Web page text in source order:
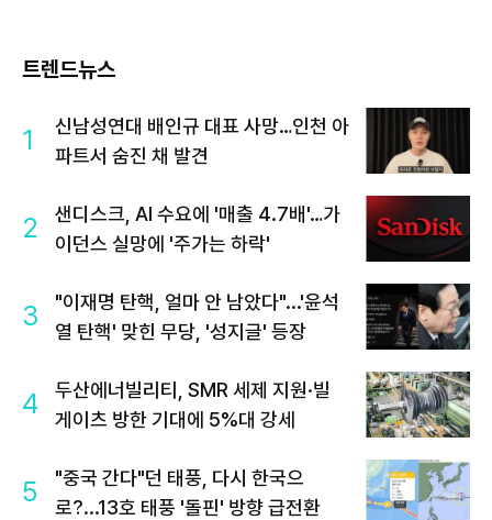
트렌드뉴스
1
신남성연대 배인규 대표 사망…인천 아
파트서 숨진 채 발견
2
샌디스크, AI 수요에 '매출 4.7배'…가
이던스 실망에 '주가는 하락'
3
"이재명 탄핵, 얼마 안 남았다"...'윤석
열 탄핵' 맞힌 무당, '성지글' 등장
4
두산에너빌리티, SMR 세제 지원·빌
게이츠 방한 기대에 5%대 강세
5
"중국 간다"던 태풍, 다시 한국으
로?...13호 태풍 '돌핀' 방향 급전환